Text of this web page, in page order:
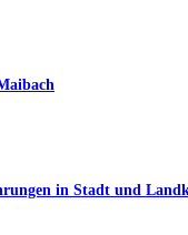
in Stadt und